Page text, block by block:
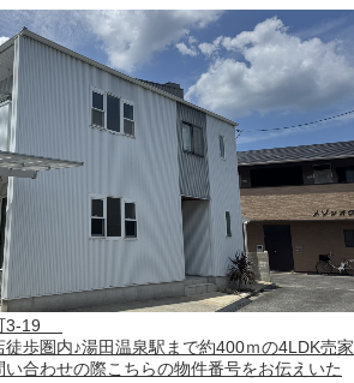
3-19
徒歩圏内♪湯田温泉駅まで約400ｍの4LDK売家
合わせの際こちらの物件番号をお伝えいた